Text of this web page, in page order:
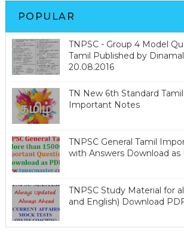
POPULAR
TNPSC - Group 4 Model
Tamil Published by
20.08.2016
TN New 6th Standard
Important Notes
TNPSC General Tamil
with Answers Download as
TNPSC Study Material for
and English) Download